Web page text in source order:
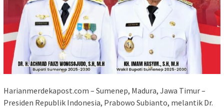
Harianmerdekapost.com – Sumenep, Madura, Jawa Timur –
Presiden Republik Indonesia, Prabowo Subianto, melantik Dr.